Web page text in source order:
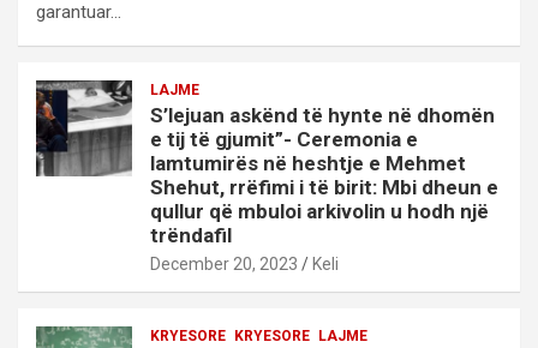
garantuar…
LAJME
S’lejuan askënd të hynte në dhomën
e tij të gjumit”- Ceremonia e
lamtumirës në heshtje e Mehmet
Shehut, rrëfimi i të birit: Mbi dheun e
qullur që mbuloi arkivolin u hodh një
trëndafil
December 20, 2023 Keli
KRYESORE KRYESORE LAJME